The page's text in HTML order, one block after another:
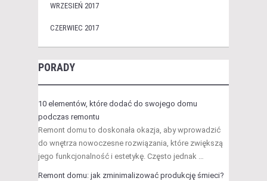
WRZESIEŃ 2017
CZERWIEC 2017
PORADY
10 elementów, które dodać do swojego domu
podczas remontu
Remont domu to doskonała okazja, aby wprowadzić
do wnętrza nowoczesne rozwiązania, które zwiększą
jego funkcjonalność i estetykę. Często jednak …
Remont domu: jak zminimalizować produkcję śmieci?